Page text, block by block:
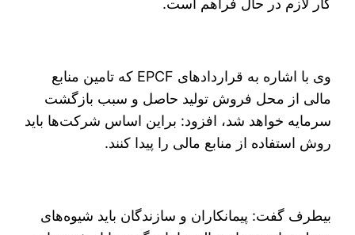
کار لازم در حال فراهم است.
وی با اشاره به قراردادهای EPCF که تامین منابع
مالی از محل فروش تولید حاصل و سبب بازگشت
سرمایه خواهد شد، افزود: براین اساس شرکت‌ها باید
روش استفاده از منابع مالی را پیدا کنند.
بیطرف گفت: پیمانکاران و سازندگان باید شیوه‌های